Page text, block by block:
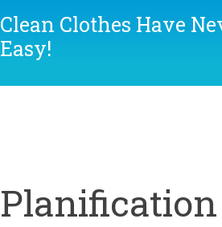
Clean Clothes Have
Easy!
Planification